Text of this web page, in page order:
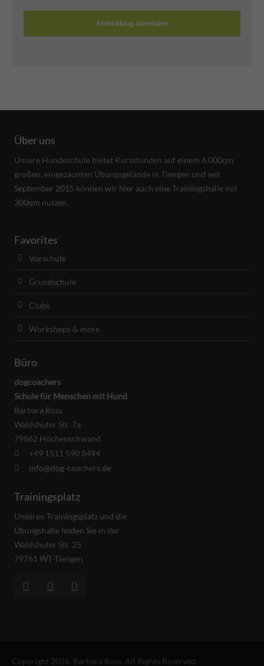
Anmeldung absenden
Über uns
Unsere Hundeschule bietet Kursstunden auf einem 6.000qm
großen, eingezäunten Übungsgelände in Tiengen und seit
September 2015 können wir hier auch eine Trainingshalle mit
300qm nutzen.
Favorites
Vorschule
Grundschule
Clubs
Workshops & more
Büro
dogcoachers
Schule für Menschen mit Hund
Barbara Ross
Waldshuter Str. 7a
79862 Höchenschwand
+49 1511 590 8494
info@dog-coachers.de
Trainingsplatz
Unseren Trainingsplatz und die
Übungshalle finden Sie in der
Waldshuter Str. 25
79761 WT-Tiengen
Copyright 2026. Barbara Ross. All Rights Reserved.